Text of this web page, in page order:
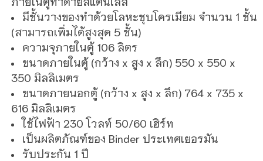
มีชั้นวางของทำด้วยโลหะชุบโครเมียม จำนวน 1 ชั้น
(สามารถเพิ่มได้สูงสุด 5 ชั้น)
ความจุภายในตู้ 106 ลิตร
ขนาดภายในตู้ (กว้าง x สูง x ลึก) 550 x 550 x
350 มิลลิเมตร
ขนาดภายนอกตู้ (กว้าง x สูง x ลึก) 764 x 735 x
616 มิลลิเมตร
ใช้ไฟฟ้า 230โวลท์ 50/60 เฮิร์ท
เป็นผลิตภัณฑ์ของBinder ประเทศเยอรมัน
รับประกัน 1 ปี